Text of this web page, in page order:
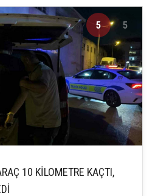
5 5
10 KİLOMETRE KAÇTI,